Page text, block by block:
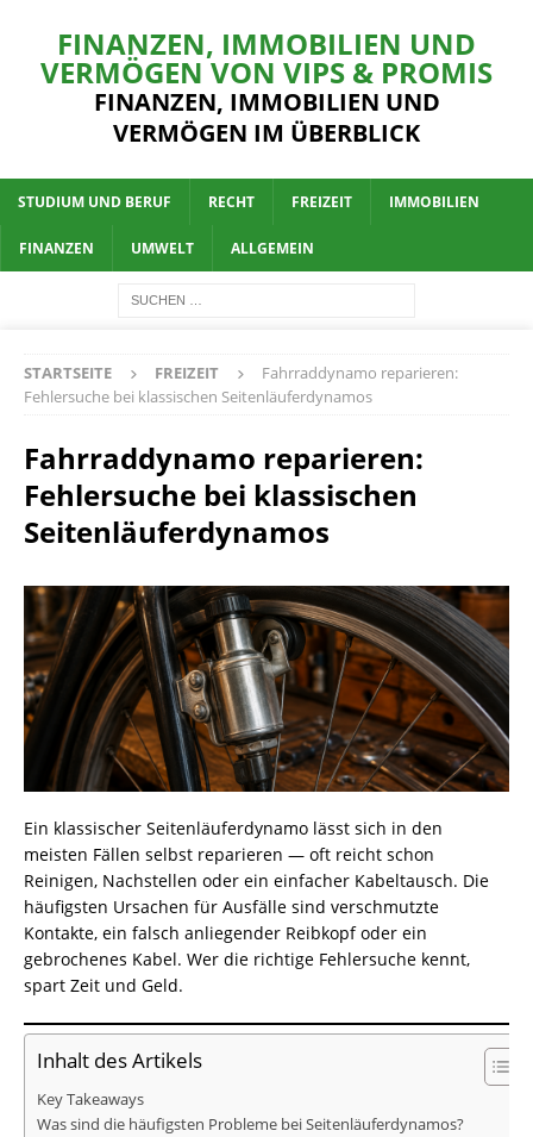
FINANZEN, IMMOBILIEN UND
VERMÖGEN VON VIPS & PROMIS
FINANZEN, IMMOBILIEN UND
VERMÖGEN IM ÜBERBLICK
STUDIUM UND BERUF RECHT FREIZEIT IMMOBILIEN
FINANZEN UMWELT ALLGEMEIN
STARTSEITE FREIZEIT
Fahrraddynamo reparieren:
Fehlersuche bei klassischen Seitenläuferdynamos
Fahrraddynamo reparieren:
Fehlersuche bei klassischen
Seitenläuferdynamos
Ein klassischer Seitenläuferdynamo lässt sich in den
meisten Fällen selbst reparieren — oft reicht schon
Reinigen, Nachstellen oder ein einfacher Kabeltausch. Die
häufigsten Ursachen für Ausfälle sind verschmutzte
Kontakte, ein falsch anliegender Reibkopf oder ein
gebrochenes Kabel. Wer die richtige Fehlersuche kennt,
spart Zeit und Geld.
Inhalt des Artikels
Key Takeaways
Was sind die häufigsten Probleme bei Seitenläuferdynamos?